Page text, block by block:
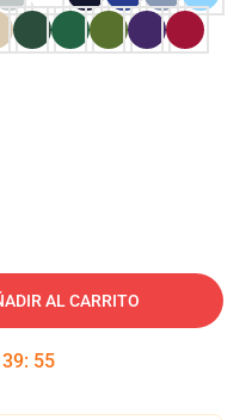
AL CARRITO
39: 54